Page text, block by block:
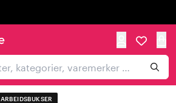
ARBEIDSBUKSER